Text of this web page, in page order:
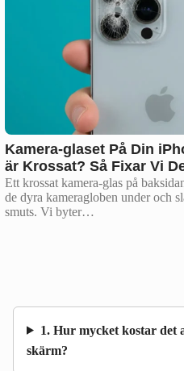
Kamera-glaset På Din
är Krossat? Så Fixar Vi
Ett krossat kamera-glas på
de dyra kameragloben under och
smuts. Vi byter…
1. Hur mycket kostar det
skärm?